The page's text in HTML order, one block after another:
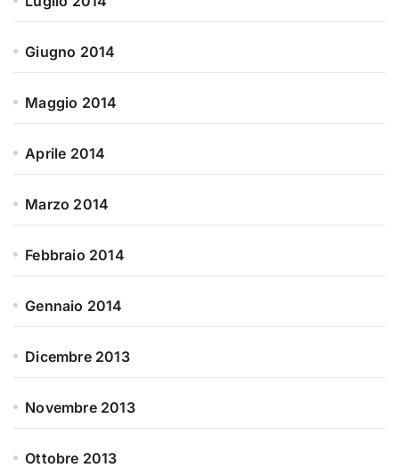
Giugno 2014
Maggio 2014
Aprile 2014
Marzo 2014
Febbraio 2014
Gennaio 2014
Dicembre 2013
Novembre 2013
Ottobre 2013